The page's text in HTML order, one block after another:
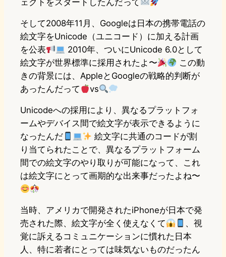
ェクトをスタートしたんだって
そして2008年11月、Googleは日本の携帯電話の
絵文字をUnicode（ユニコード）に加える計画
を公表
2010年、ついにUnicode 6.0として
絵文字が世界標準に採用されたよ〜
この動
きの背景には、AppleとGoogleの戦略的判断が
あったんだって
vs
Unicodeへの採用により、異なるプラットフォ
ームやデバイス間で絵文字が表示できるように
なったんだ
絵文字に共通のコードが割
り当てられたことで、異なるプラットフォーム
間での絵文字のやり取りが可能になって、これ
は絵文字にとって画期的な出来事だったよね〜
当時、アメリカで開発されたiPhoneが日本で発
売された際、絵文字が全く使えなくて
、視
覚に訴えるコミュニケーションに慣れた日本
人、特に若者にとっては味気ないものだったん